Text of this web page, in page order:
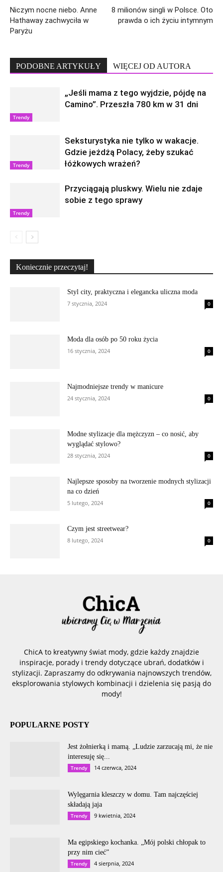
Niczym nocne niebo. Anne
Hathaway zachwyciła w
Paryżu
8 milionów singli w Polsce. Oto
prawda o ich życiu intymnym
PODOBNE ARTYKUŁY WIĘCEJ OD AUTORA
Trendy
„Jeśli mama z tego wyjdzie, pójdę na
Camino”. Przeszła 780 km w 31 dni
Trendy
Seksturystyka nie tylko w wakacje.
Gdzie jeżdżą Polacy, żeby szukać
łóżkowych wrażeń?
Trendy
Przyciągają pluskwy. Wielu nie zdaje
sobie z tego sprawy
Koniecznie przeczytaj!
Styl city, praktyczna i elegancka uliczna moda
7 stycznia, 2024
0
Moda dla osób po 50 roku życia
16 stycznia, 2024
0
Najmodniejsze trendy w manicure
24 stycznia, 2024
0
Modne stylizacje dla mężczyzn – co nosić, aby
wyglądać stylowo?
28 stycznia, 2024
0
Najlepsze sposoby na tworzenie modnych stylizacji
na co dzień
5 lutego, 2024
0
Czym jest streetwear?
8 lutego, 2024
0
ChicA to kreatywny świat mody, gdzie każdy znajdzie
inspiracje, porady i trendy dotyczące ubrań, dodatków i
stylizacji. Zapraszamy do odkrywania najnowszych trendów,
eksplorowania stylowych kombinacji i dzielenia się pasją do
mody!
POPULARNE POSTY
Jest żołnierką i mamą. „Ludzie zarzucają mi, że nie
interesuję się...
Trendy 14 czerwca, 2024
Wylęgarnia kleszczy w domu. Tam najczęściej
składają jaja
Trendy 9 kwietnia, 2024
Ma egipskiego kochanka. „Mój polski chłopak to
przy nim cieć”
Trendy 4 sierpnia, 2024